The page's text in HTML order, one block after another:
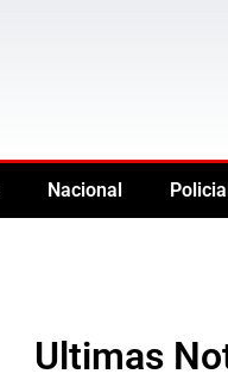
Nacional
Ultimas